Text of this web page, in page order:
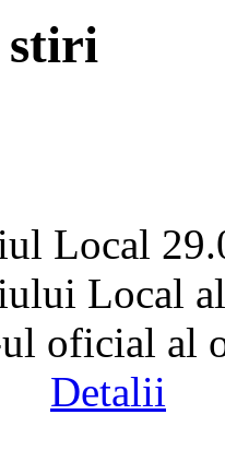
stiri
Local
Local
ul oficial al
Detalii